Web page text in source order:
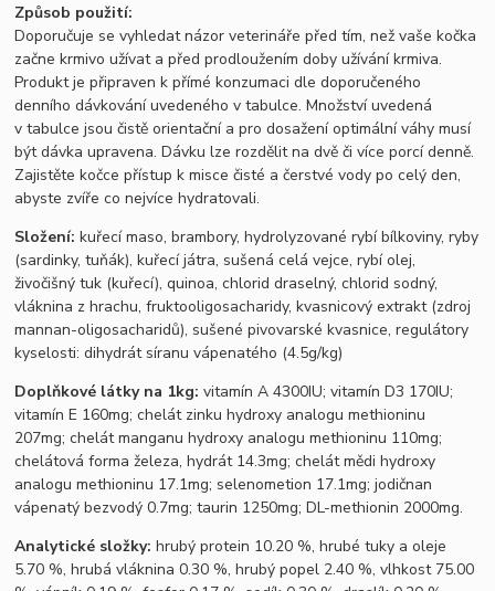
Způsob použití:
Doporučuje se vyhledat názor veterináře před tím, než vaše kočka
začne krmivo užívat a před prodloužením doby užívání krmiva.
Produkt je připraven k přímé konzumaci dle doporučeného
denního dávkování uvedeného v tabulce. Množství uvedená
v tabulce jsou čistě orientační a pro dosažení optimální váhy musí
být dávka upravena. Dávku lze rozdělit na dvě či více porcí denně.
Zajistěte kočce přístup k misce čisté a čerstvé vody po celý den,
abyste zvíře co nejvíce hydratovali.
Složení: kuřecí maso, brambory, hydrolyzované rybí bílkoviny, ryby
(sardinky, tuňák), kuřecí játra, sušená celá vejce, rybí olej,
živočišný tuk (kuřecí), quinoa, chlorid draselný, chlorid sodný,
vláknina z hrachu, fruktooligosacharidy, kvasnicový extrakt (zdroj
mannan-oligosacharidů), sušené pivovarské kvasnice, regulátory
kyselosti: dihydrát síranu vápenatého (4.5g/kg)
Doplňkové látky na 1kg:vitamín A 4300IU; vitamín D3 170IU;
vitamín E 160mg; chelát zinku hydroxy analogu methioninu
207mg; chelát manganu hydroxy analogu methioninu 110mg;
chelátová forma železa, hydrát 14.3mg; chelát mědi hydroxy
analogu methioninu 17.1mg; selenometion 17.1mg; jodičnan
vápenatý bezvodý 0.7mg; taurin 1250mg; DL-methionin 2000mg.
Analytické složky: hrubý protein 10.20 %, hrubé tuky a oleje
5.70 %, hrubá vláknina 0.30 %, hrubý popel 2.40 %, vlhkost 75.00